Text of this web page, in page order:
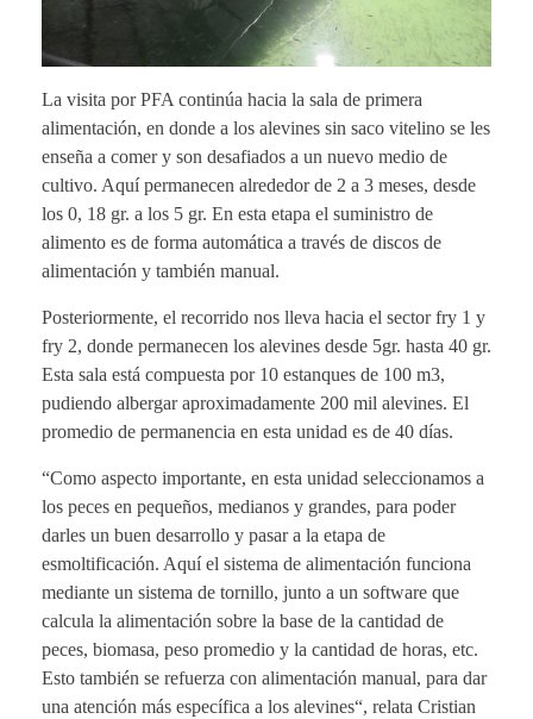
La visita por PFA continúa hacia la sala de primera
alimentación, en donde a los alevines sin saco vitelino se les
enseña a comer y son desafiados a un nuevo medio de
cultivo. Aquí permanecen alrededor de 2 a 3 meses, desde
los 0, 18 gr. a los 5 gr. En esta etapa el suministro de
alimento es de forma automática a través de discos de
alimentación y también manual.
Posteriormente, el recorrido nos lleva hacia el sector fry 1 y
fry 2, donde permanecen los alevines desde 5gr. hasta 40 gr.
Esta sala está compuesta por 10 estanques de 100 m3,
pudiendo albergar aproximadamente 200 mil alevines. El
promedio de permanencia en esta unidad es de 40 días.
“Como aspecto importante, en esta unidad seleccionamos a
los peces en pequeños, medianos y grandes, para poder
darles un buen desarrollo y pasar a la etapa de
esmoltificación. Aquí el sistema de alimentación funciona
mediante un sistema de tornillo, junto a un software que
calcula la alimentación sobre la base de la cantidad de
peces, biomasa, peso promedio y la cantidad de horas, etc.
Esto también se refuerza con alimentación manual, para dar
una atención más específica a los alevines“, relata Cristian